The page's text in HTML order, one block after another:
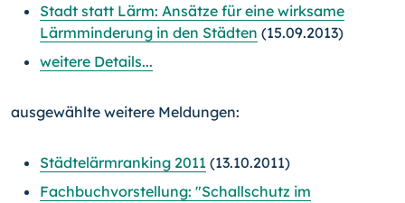
Stadt statt Lärm: Ansätze für eine wirksame
Lärmminderung in den Städten (15.09.2013)
weitere Details...
ausgewählte weitere Meldungen:
Städtelärmranking 2011 (13.10.2011)
Fachbuchvorstellung: "Schallschutz im